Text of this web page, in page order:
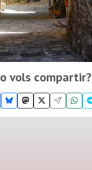
vols compartir?